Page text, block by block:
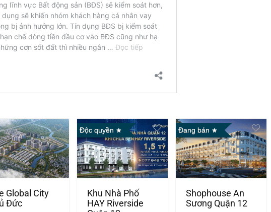
Global City
Đức
Độc quyền
Khu Nhà Phố
HAY Riverside
Đang bán
Shophouse An
Sương Quận 12